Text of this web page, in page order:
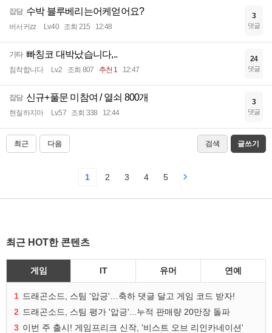
잡담 수박 블루베리는어케얻어요?
버서커zz Lv.40 조회 215 12:48
3
댓글
기타 빠칭코 대박났습니다,..
침착합니다 Lv.2 조회 807 추천 1 12:47
24
댓글
잡담 신규+풀문 미참여 / 열쇠 800개
현질하지마 Lv.57 조회 338 12:44
3
댓글
최근 다음 검색 글쓰기
1 2 3 4 5
최근 HOT한 콘텐츠
게임 IT 유머 연예
1 드래곤소드, 스팀 '압긍'…축하 댓글 달고 게임 코드 받자!
2 드래곤소드, 스팀 평가 '압긍'...누적 판매량 20만장 돌파
3 이번 주 출시! 게임프리크 신작, '비스트 오브 리인카네이션'